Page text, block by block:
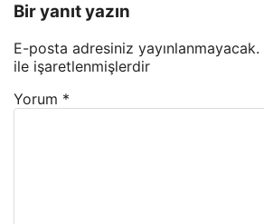
Bir yanıt yazın
E-posta adresiniz yayınlanmayacak.
ile işaretlenmişlerdir
Yorum *